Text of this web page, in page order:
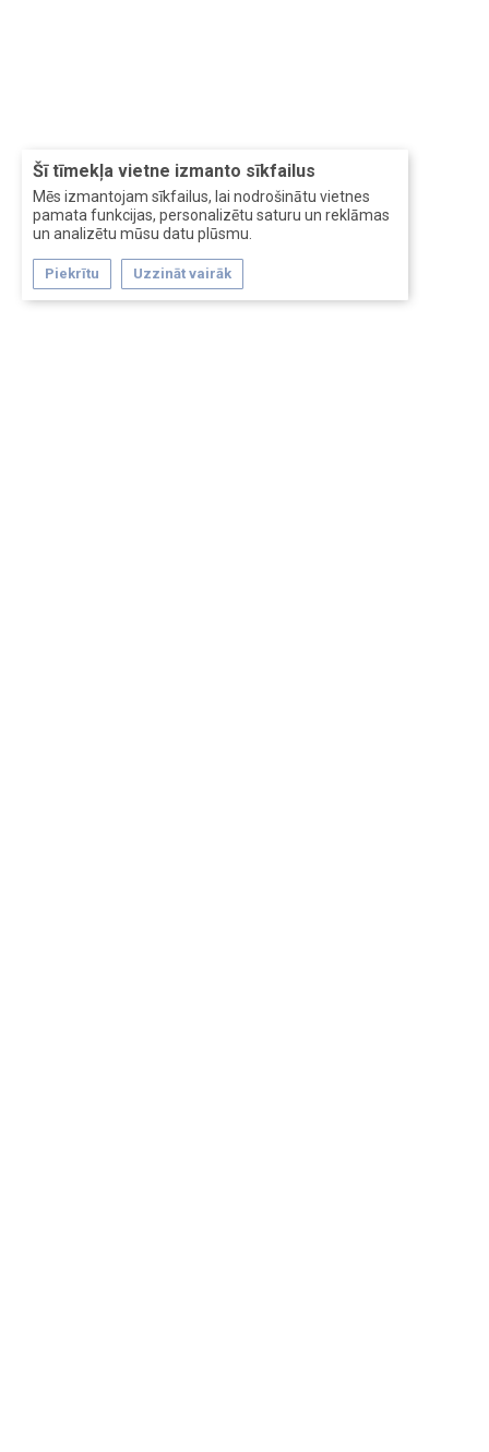
Šī tīmekļa vietne izmanto sīkfailus
Mēs izmantojam sīkfailus, lai nodrošinātu vietnes
pamata funkcijas, personalizētu saturu un reklāmas
un analizētu mūsu datu plūsmu.
Piekrītu Uzzināt vairāk